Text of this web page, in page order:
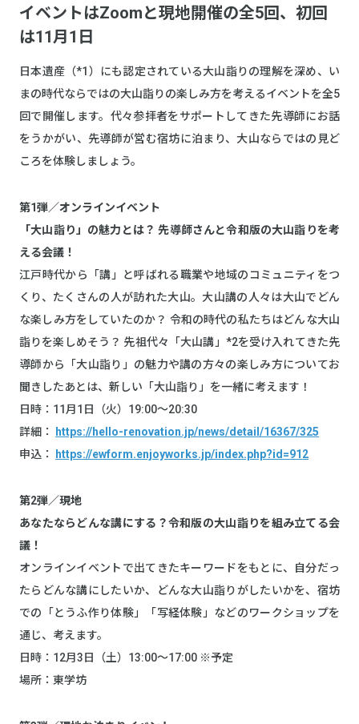
イベントはZoomと現地開催の全5回、初回
は11月1日
日本遺産（*1）にも認定されている大山詣りの理解を深め、い
まの時代ならではの大山詣りの楽しみ方を考えるイベントを全5
回で開催します。代々参拝者をサポートしてきた先導師にお話
をうかがい、先導師が営む宿坊に泊まり、大山ならではの見ど
ころを体験しましょう。
第1弾／オンラインイベント
「大山詣り」の魅力とは？ 先導師さんと令和版の大山詣りを考
える会議！
江戸時代から「講」と呼ばれる職業や地域のコミュニティをつ
くり、たくさんの人が訪れた大山。大山講の人々は大山でどん
な楽しみ方をしていたのか？ 令和の時代の私たちはどんな大山
詣りを楽しめそう？ 先祖代々「大山講」*2を受け入れてきた先
導師から「大山詣り」の魅力や講の方々の楽しみ方についてお
聞きしたあとは、新しい「大山詣り」を一緒に考えます！
日時：11月1日（火）19:00～20:30
詳細：
https://hello-renovation.jp/news/detail/16367/325
申込：
https://ewform.enjoyworks.jp/index.php?id=912
第2弾／現地
あなたならどんな講にする？令和版の大山詣りを組み立てる会
議！
オンラインイベントで出てきたキーワードをもとに、自分だっ
たらどんな講にしたいか、どんな大山詣りがしたいかを、宿坊
での「とうふ作り体験」「写経体験」などのワークショップを
通じ、考えます。
日時：12月3日（土）13:00～17:00 ※予定
場所：東学坊